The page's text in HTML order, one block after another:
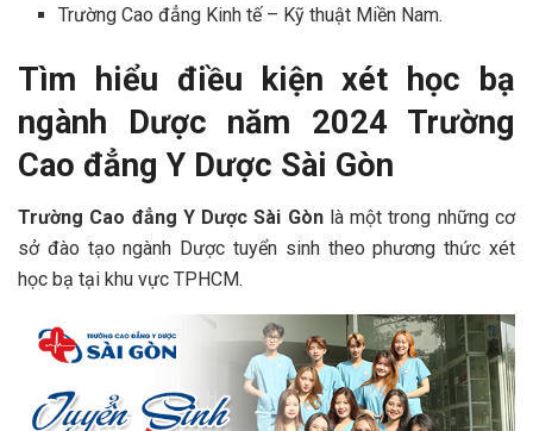
Trường Cao đẳng Kinh tế – Kỹ thuật Miền Nam.
Tìm hiểu điều kiện xét học bạ
ngành Dược năm 2024 Trường
Cao đẳng Y Dược Sài Gòn
Trường Cao đẳng Y Dược Sài Gònlà một trong những cơ
sở đào tạo ngành Dược tuyển sinh theo phương thức xét
học bạ tại khu vực TPHCM.